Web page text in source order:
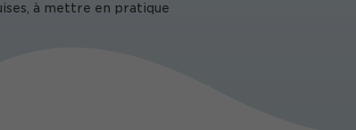
à mettre en pratique